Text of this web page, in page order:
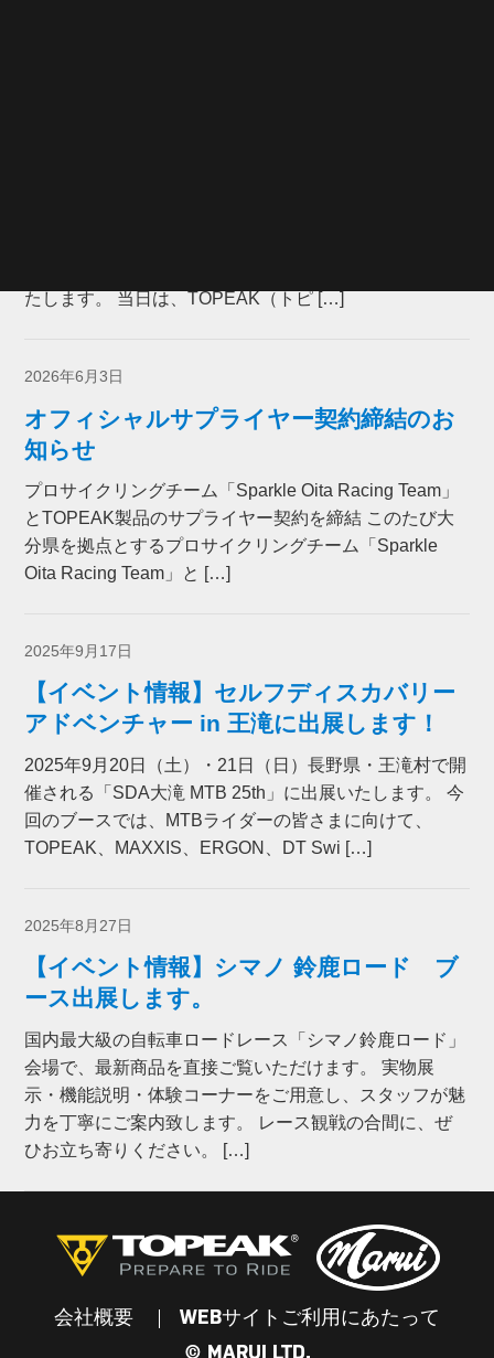
たします。 当日は、TOPEAK（トピ […]
2026年6月3日
オフィシャルサプライヤー契約締結のお
知らせ
プロサイクリングチーム「Sparkle Oita Racing Team」
とTOPEAK製品のサプライヤー契約を締結 このたび大
分県を拠点とするプロサイクリングチーム「Sparkle
Oita Racing Team」と […]
2025年9月17日
【イベント情報】セルフディスカバリー
アドベンチャー in 王滝に出展します！
2025年9月20日（土）・21日（日）長野県・王滝村で開
催される「SDA大滝 MTB 25th」に出展いたします。 今
回のブースでは、MTBライダーの皆さまに向けて、
TOPEAK、MAXXIS、ERGON、DT Swi […]
2025年8月27日
【イベント情報】シマノ 鈴鹿ロード ブ
ース出展します。
国内最大級の自転車ロードレース「シマノ鈴鹿ロード」
会場で、最新商品を直接ご覧いただけます。 実物展
示・機能説明・体験コーナーをご用意し、スタッフが魅
力を丁寧にご案内致します。 レース観戦の合間に、ぜ
ひお立ち寄りください。 […]
会社概要
WEBサイトご利用にあたって